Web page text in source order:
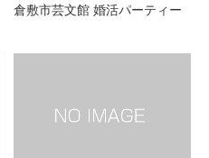
倉敷市芸文館 婚活パーティー